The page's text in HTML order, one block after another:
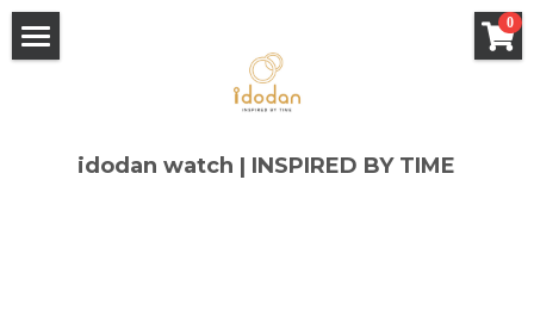
idodan watch | INSPIRED BY TIME
0
×
商品分類 ×
部落格分類